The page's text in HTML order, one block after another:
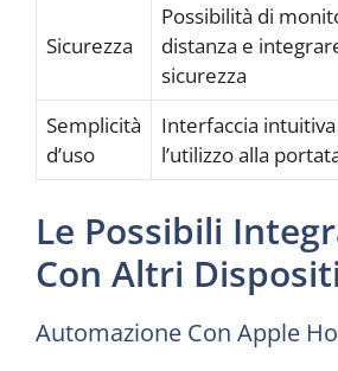
Sicurezza
Possibilità di
distanza e
sicurezza
Semplicità
d’uso
Interfaccia
l’utilizzo alla
Le Possibili
Con Altri
Automazione Con Apple